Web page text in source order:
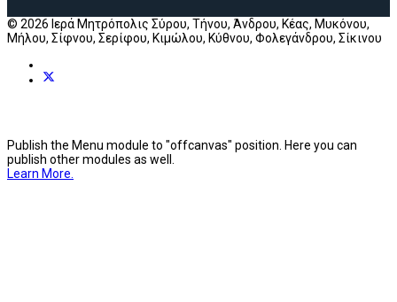
© 2026 Ιερά Μητρόπολις Σύρου, Τήνου, Άνδρου, Κέας, Μυκόνου,
Μήλου, Σίφνου, Σερίφου, Κιμώλου, Κύθνου, Φολεγάνδρου, Σίκινου
Publish the Menu module to "offcanvas" position. Here you can
publish other modules as well.
Learn More.